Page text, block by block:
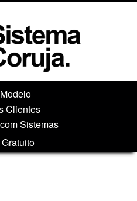
Clientes
Sistemas